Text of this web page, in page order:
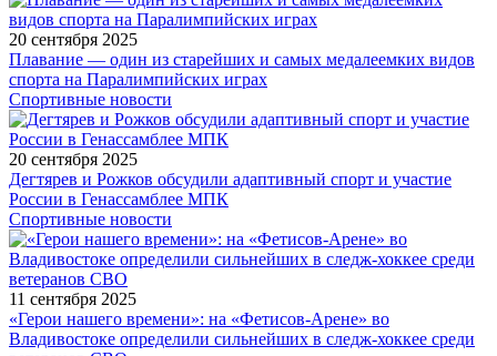
20 сентября 2025
Плавание — один из старейших и самых медалеемких видов
спорта на Паралимпийских играх
Спортивные новости
20 сентября 2025
Дегтярев и Рожков обсудили адаптивный спорт и участие
России в Генассамблее МПК
Спортивные новости
11 сентября 2025
«Герои нашего времени»: на «Фетисов-Арене» во
Владивостоке определили сильнейших в следж-хоккее среди